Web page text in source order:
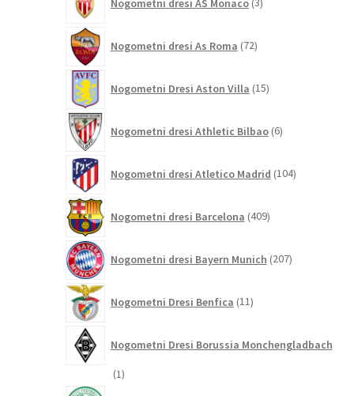
izdelki
Nogometni dresi As Roma 72izdelkov
Nogometni Dresi Aston Villa 15izdelkov
Nogometni dresi Athletic Bilbao 6izdelkov
Nogometni dresi Atletico Madrid 104izdelki
Nogometni dresi Barcelona 409izdelkov
Nogometni dresi Bayern Munich 207izdelkov
Nogometni Dresi Benfica 11izdelkov
Nogometni Dresi Borussia Monchengladbach
11